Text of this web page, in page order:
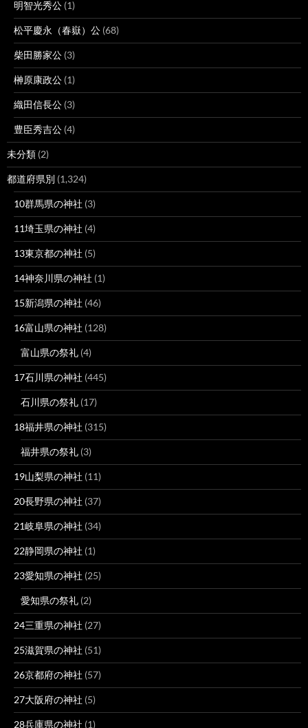
明智光秀公 (1)
松平慶永（春嶽）公 (68)
柴田勝家公 (3)
榊原康政公 (1)
織田信長公 (3)
豊臣秀吉公 (4)
未分類 (2)
都道府県別 (1,324)
10群馬県の神社 (3)
11埼玉県の神社 (4)
13東京都の神社 (5)
14神奈川県の神社 (1)
15新潟県の神社 (46)
16富山県の神社 (128)
富山県の祭礼 (4)
17石川県の神社 (445)
石川県の祭礼 (17)
18福井県の神社 (315)
福井県の祭礼 (3)
19山梨県の神社 (11)
20長野県の神社 (37)
21岐阜県の神社 (34)
22静岡県の神社 (1)
23愛知県の神社 (25)
愛知県の祭礼 (2)
24三重県の神社 (27)
25滋賀県の神社 (51)
26京都府の神社 (57)
27大阪府の神社 (5)
28兵庫県の神社 (1)